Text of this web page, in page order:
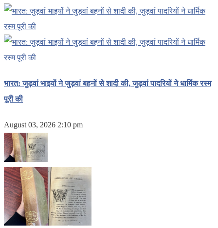
भारत: जुड़वां भाइयों ने जुड़वां बहनों से शादी की, जुड़वां पादरियों ने धार्मिक रस्म
पूरी की
August 03, 2026 2:10 pm